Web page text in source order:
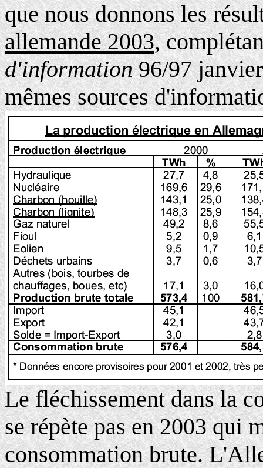
que nous donnons les
allemande 2003,
d'information96/97
mêmes sources
Le fléchissement dans la
se répète pas en 2003 qui
consommation brute.